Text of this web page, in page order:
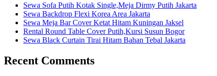
Sewa Sofa Putih Kotak Single,Meja Dirmy Putih Jakarta
Sewa Backdrop Flexi Korea Area Jakarta
Sewa Meja Bar Cover Ketat Hitam Kuningan Jaksel
Rental Round Table Cover Putih,Kursi Susun Bogor
Sewa Black Curtain Tirai Hitam Bahan Tebal Jakarta
Recent Comments